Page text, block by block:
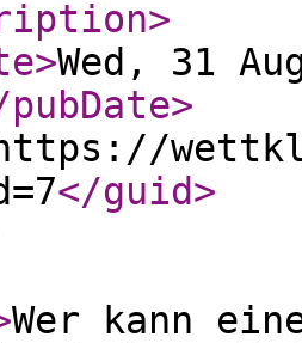
>
>Wed, 31
>
</guid>
Wer kann